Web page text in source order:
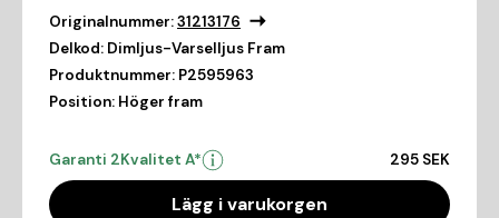
Originalnummer:31213176
Delkod: Dimljus-Varselljus Fram
Produktnummer: P2595963
Position: Höger fram
Garanti 2Kvalitet A* 295 SEK
Lägg i varukorgen